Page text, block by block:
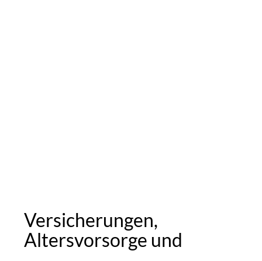
Versicherungen,
Altersvorsorge und